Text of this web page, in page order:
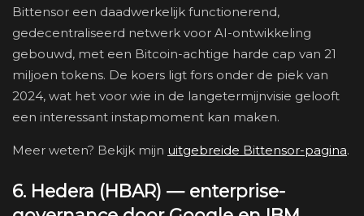
Bittensor een daadwerkelijk functionerend,
gedecentraliseerd netwerk voor AI-ontwikkeling
gebouwd, met een Bitcoin-achtige harde cap van 21
miljoen tokens. De koers ligt fors onder de piek van
2024, wat het voor wie in de langetermijnvisie gelooft
een interessant instapmoment kan maken.
Meer weten? Bekijk mijn uitgebreide Bittensor-pagina.
6. Hedera (HBAR) — enterprise-